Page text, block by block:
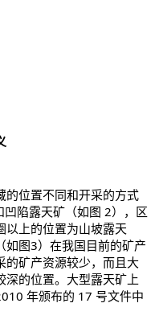
的位置不同和开采的方式
陷露天矿（如图 2），区
以上的位置为山坡露天
如图3）在我国目前的矿产
的矿产资源较少，而且大
深的位置。大型露天矿上
年颁布的 17 号文件中